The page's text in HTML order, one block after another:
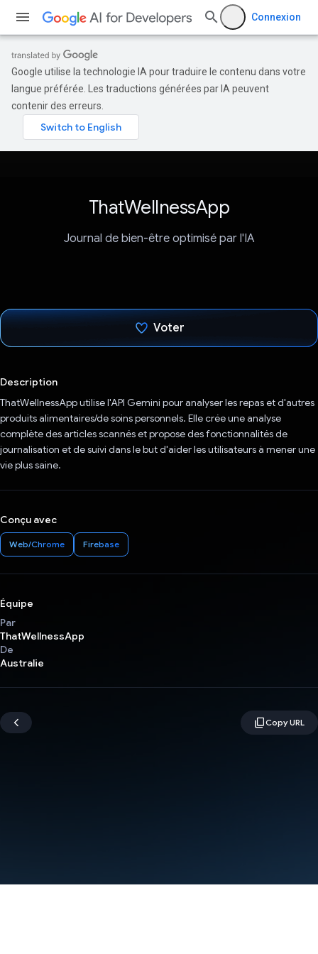
Connexion
Google utilise la technologie IA pour traduire le contenu dans votre
langue préférée. Les traductions générées par IA peuvent
contenir des erreurs.
ThatWellnessApp
Journal de bien-être optimisé par l'IA
Voter
Description
ThatWellnessApp utilise l'API Gemini pour analyser les repas et d'autres
produits alimentaires/de soins personnels. Elle crée une analyse
complète des articles scannés et propose des fonctionnalités de
journalisation et de suivi dans le but d'aider les utilisateurs à mener une
vie plus saine.
Conçu avec
Web/Chrome Firebase
Équipe
Par
ThatWellnessApp
De
Australie